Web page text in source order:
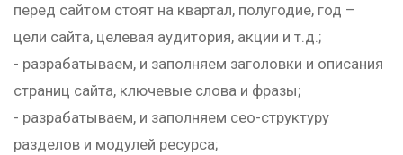
перед сайтом стоят на квартал, полугодие, год –
цели сайта, целевая аудитория, акции и т.д.;
- разрабатываем, и заполняем заголовки и описания
страниц сайта, ключевые слова и фразы;
- разрабатываем, и заполняем сео-структуру
разделов и модулей ресурса;